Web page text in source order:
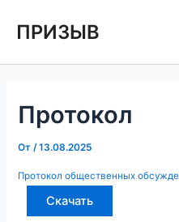
ПРИЗЫВ
Протокол
От /13.08.2025
Протокол общественных
Скачать
по